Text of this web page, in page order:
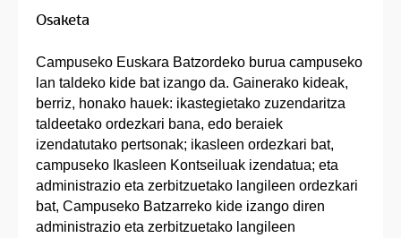
Osaketa
Campuseko Euskara Batzordeko burua campuseko
lan taldeko kide bat izango da. Gainerako kideak,
berriz, honako hauek: ikastegietako zuzendaritza
taldeetako ordezkari bana, edo beraiek
izendatutako pertsonak; ikasleen ordezkari bat,
campuseko Ikasleen Kontseiluak izendatua; eta
administrazio eta zerbitzuetako langileen ordezkari
bat, Campuseko Batzarreko kide izango diren
administrazio eta zerbitzuetako langileen